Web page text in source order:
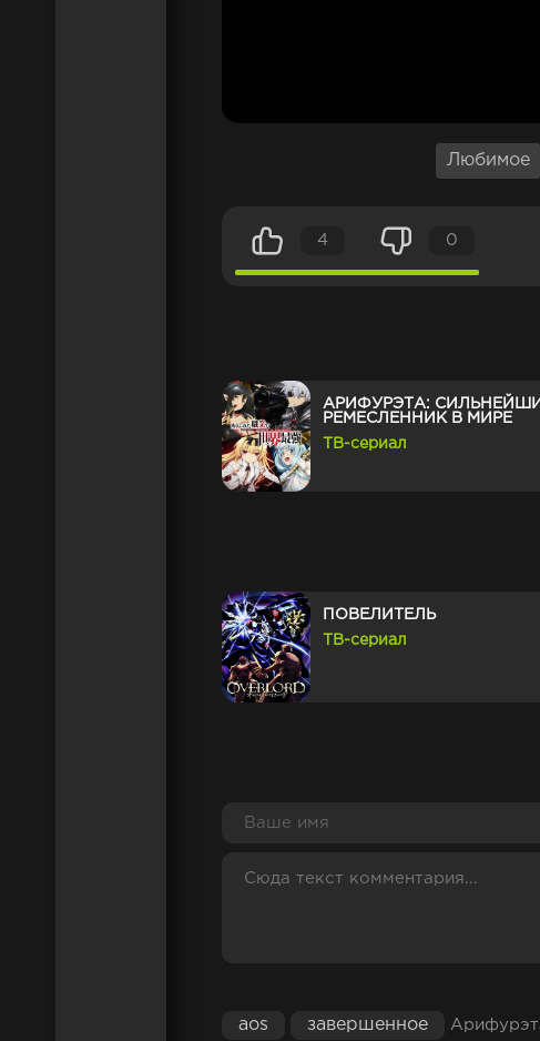
Любимое
4 0
АРИФУРЭТА:
РЕМЕСЛЕННИК В МИРЕ
ТВ-сериал
ПОВЕЛИТЕЛЬ
ТВ-сериал
aos завершенное